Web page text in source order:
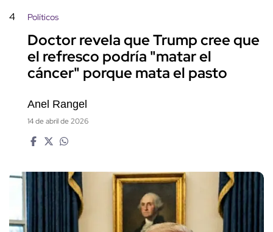
4 Políticos
Doctor revela que Trump cree que
el refresco podría "matar el
cáncer" porque mata el pasto
Anel Rangel
14 de abril de 2026